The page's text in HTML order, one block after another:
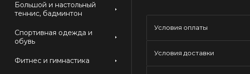
Большой и настольный
теннис, бадминтон
Спортивная одежда и
обувь
Фитнес и гимнастика
Условия оплаты
Условия доставки